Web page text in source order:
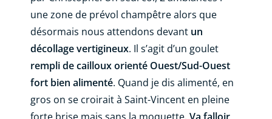
une zone de prévol champêtre alors que
désormais nous attendons devant un
décollage vertigineux. Il s’agit d’un goulet
rempli de cailloux orienté Ouest/Sud-Ouest
fort bien alimenté. Quand je dis alimenté, en
gros on se croirait à Saint-Vincent en pleine